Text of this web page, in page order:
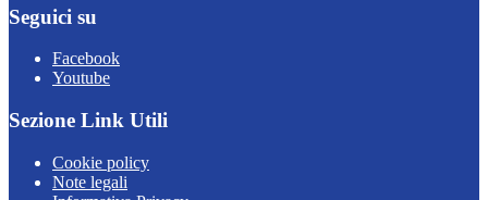
Seguici su
Facebook
Youtube
Sezione Link Utili
Cookie policy
Note legali